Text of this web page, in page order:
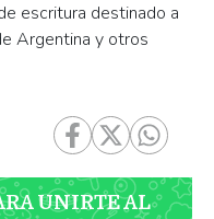
escritura destinado a
Argentina y otros
UNIRTE AL